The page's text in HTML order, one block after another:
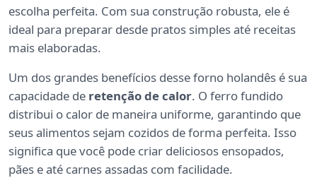
escolha perfeita. Com sua construção robusta, ele é
ideal para preparar desde pratos simples até receitas
mais elaboradas.
Um dos grandes benefícios desse forno holandês é sua
capacidade de retenção de calor. O ferro fundido
distribui o calor de maneira uniforme, garantindo que
seus alimentos sejam cozidos de forma perfeita. Isso
significa que você pode criar deliciosos ensopados,
pães e até carnes assadas com facilidade.